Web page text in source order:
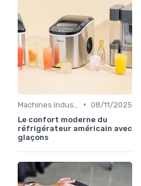
• 08/11/2025
Le confort moderne du
réfrigérateur américain avec
glaçons